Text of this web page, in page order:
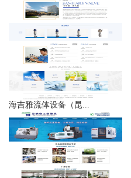
海吉雅流体设备（昆...